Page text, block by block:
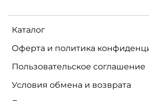
Каталог
Оферта и политика
Пользовательское соглашение
Условия обмена и возврата